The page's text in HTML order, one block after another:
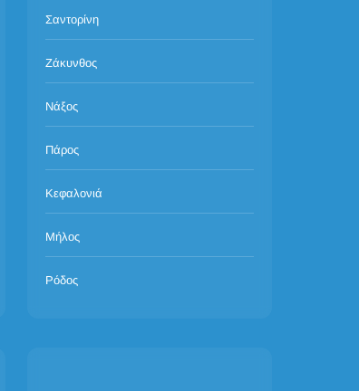
Σαντορίνη
Ζάκυνθος
Νάξος
Πάρος
Κεφαλονιά
Μήλος
Ρόδος